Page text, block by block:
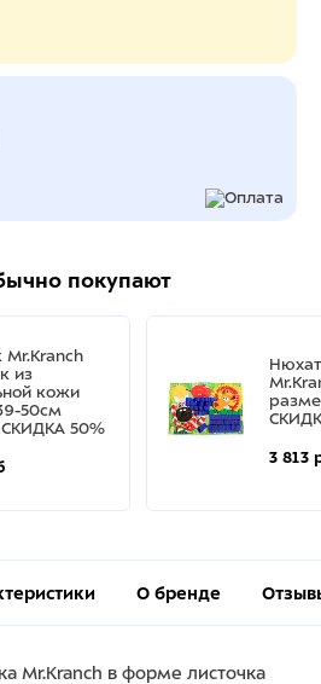
покупают
из
кожи
50см
50%
3 813
О бренде
Mr.Kranch в форме листочка